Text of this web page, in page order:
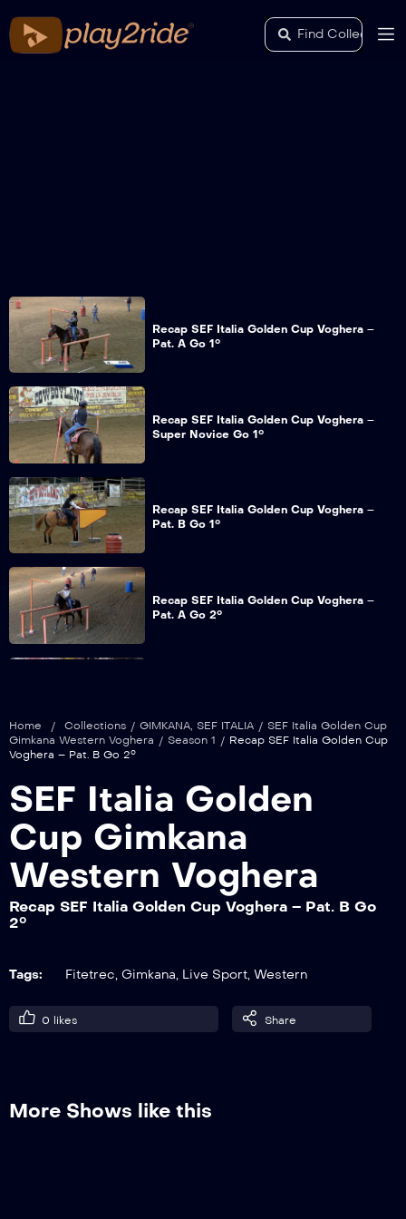
Recap SEF Italia Golden Cup Voghera –
Pat. A Go 1°
Recap SEF Italia Golden Cup Voghera –
Super Novice Go 1°
Recap SEF Italia Golden Cup Voghera –
Pat. B Go 1°
Recap SEF Italia Golden Cup Voghera –
Pat. A Go 2°
Pat. B Go 2°
Recap SEF Italia Golden Cup Voghera –
Pat. A Go 3°
Super Novice Go 3°
Home / Collections / GIMKANA SEF ITALIA / SEF Italia Golden Cup
Gimkana Western Voghera / Season 1 / Recap SEF Italia Golden Cup
Voghera – Pat. B Go 2°
SEF Italia Golden
Cup Gimkana
Western Voghera
Recap SEF Italia Golden Cup Voghera – Pat. B Go
2°
Tags: Fitetrec, Gimkana, Live Sport, Western
0 likes Share
More Shows like this